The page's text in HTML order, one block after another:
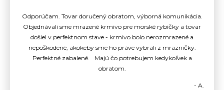
Odporúčam. Tovar doručený obratom, výborná komunikácia.
Objednávali sme mrazené krmivo pre morské rybičky a tovar
došiel v perfektnom stave - krmivo bolo nerozmrazené a
nepoškodené, akokeby sme ho práve vybrali z mrazničky.
Perfektné zabalené. Majú čo potrebujem kedykoľvek a
obratom.
- A.